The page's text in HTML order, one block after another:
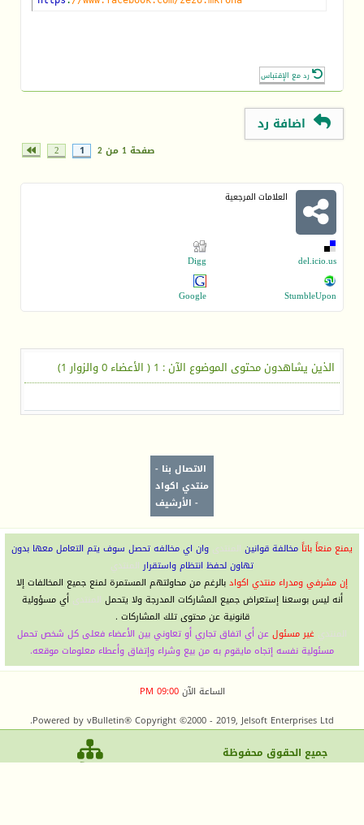
رد مع الإقتباس
اضافة رد
صفحة 1 من 2 1
2
العلامات المرجعية
del.icio.us
Digg
StumbleUpon
Google
الذين يشاهدون محتوى الموضوع الآن : 1 ( الأعضاء 0 والزوار 1)
الاتصال بنا -
منتدي اكواد
- الأرشيف
يمنع منعاً باتاًمخالفة قوانين المنتدى وان اي مخالفه تحصل سوف يتم التعامل معها بدون
تهاون لحفظ انتظام واستقرارالمنتدي
إن مشرفي ومدراء منتدي اكوادبالرغم من محاولتهم المستمرة لمنع جميع المخالفات إلا
أنه ليس بوسعنا إستعراض جميع المشاركات المدرجة ولا يتحمل المنتدى أي مسؤولية
قانونية عن محتوى تلك المشاركات .
المنتدي غير مسئولعن أي اتفاق تجاري أو تعاوني بين الأعضاء فعلى كل شخص تحمل
مسئولية نفسه إتجاه مايقوم به من بيع وشراء وإتفاق وأعطاء معلومات موقعه.
الساعة الآن09:00 PM
Powered by vBulletin® Copyright ©2000 - 2019, Jelsoft Enterprises Ltd.
جميع الحقوق محفوظة